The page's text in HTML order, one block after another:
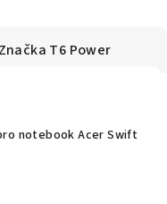
Značka T6 Power
notebook Acer Swift